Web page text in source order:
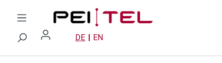
Zum Hauptinhalt springen
DE EN